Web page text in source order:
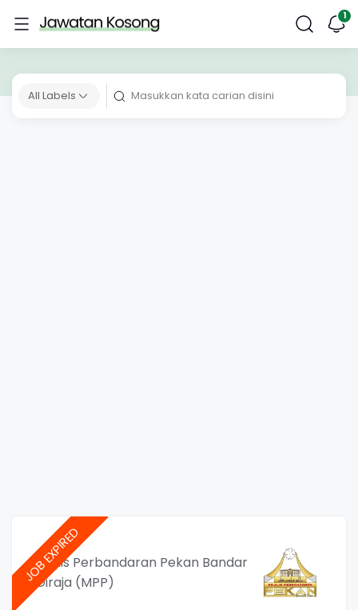
All Labels
Majlis Perbandaran Pekan Bandar
Diraja (MPP)